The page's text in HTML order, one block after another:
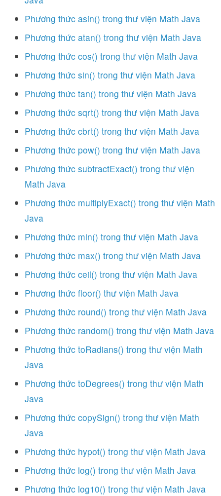
Phương thức asin() trong thư viện Math Java
Phương thức atan() trong thư viện Math Java
Phương thức cos() trong thư viện Math Java
Phương thức sin() trong thư viện Math Java
Phương thức tan() trong thư viện Math Java
Phương thức sqrt() trong thư viện Math Java
Phương thức cbrt() trong thư viện Math Java
Phương thức pow() trong thư viện Math Java
Phương thức subtractExact() trong thư viện
Math Java
Phương thức multiplyExact() trong thư viện Math
Java
Phương thức min() trong thư viện Math Java
Phương thức max() trong thư viện Math Java
Phương thức ceil() trong thư viện Math Java
Phương thức floor() thư viện Math Java
Phương thức round() trong thư viện Math Java
Phương thức random() trong thư viện Math Java
Phương thức toRadians() trong thư viện Math
Java
Phương thức toDegrees() trong thư viện Math
Java
Phương thức copySign() trong thư viện Math
Java
Phương thức hypot() trong thư viện Math Java
Phương thức log() trong thư viện Math Java
Phương thức log10() trong thư viện Math Java